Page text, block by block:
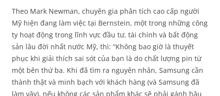
Theo Mark Newman, chuyên gia phân tích cao cấp người
Mỹ hiện đang làm việc tại Bernstein, một trong những công
ty hoạt động trong lĩnh vực đầu tư, tài chính và bất động
sản lâu đời nhất nước Mỹ, thì: “Không bao giờ là thuyết
phục khi giải thích sai sót của bạn là do chất lượng pin từ
một bên thứ ba. Khi đã tìm ra nguyên nhân, Samsung cần
thành thật và minh bạch với khách hàng (và Samsung đã
làm vậy), nếu không các sản phẩm khác sẽ phải gánh hậu